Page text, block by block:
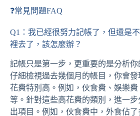
❓常見問題FAQ
Q1：我已經很努力記帳了，但還是
裡去了，該怎麼辦？
記帳只是第一步，更重要的是分析你
仔細檢視過去幾個月的帳目，你會
花費特別高。例如，伙食費、娛樂費
等。針對這些高花費的類別，進一
出項目。例如，伙食費中，外食佔